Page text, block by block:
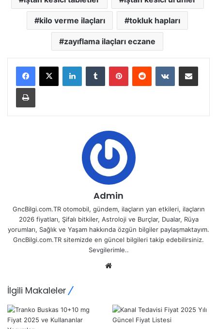
kilo verme ilaçları tokluk hapları
zayıflama ilaçları eczane
LinkedInTumblr PinterestReddit VKontakteE-Posta ile paylaş
Yazdır
Admin
GncBilgi.com.TR otomobil, gündem, ilaçların yan etkileri, ilaçların
2026 fiyatları, Şifalı bitkiler, Astroloji ve Burçlar, Dualar, Rüya
yorumları, Sağlık ve Yaşam hakkında özgün bilgiler paylaşmaktayım.
GncBilgi.com.TR sitemizde en güncel bilgileri takip edebilirsiniz.
Sevgilerimle..
İlgili Makaleler